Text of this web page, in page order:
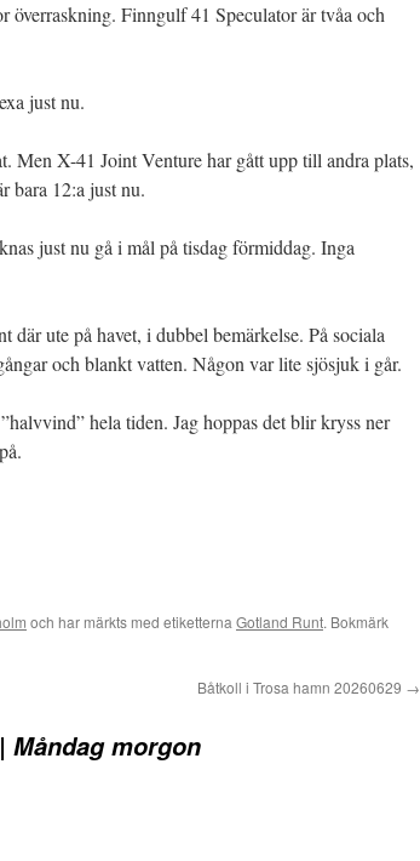
överraskning. Finngulf 41 Speculator är tvåa och
just nu.
Men X-41 Joint Venture har gått upp till andra plats,
bara 12:a just nu.
just nu gå i mål på tisdag förmiddag. Inga
ute på havet, i dubbel bemärkelse. På sociala
och blankt vatten. Någon var lite sjösjuk i går.
hela tiden. Jag hoppas det blir kryss ner
och har märkts med etiketterna Gotland Runt. Bokmärk
Båtkoll i Trosa hamn 20260629 →
Måndag morgon